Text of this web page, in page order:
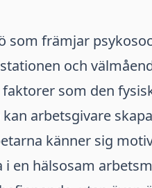
som främjar
och
som den
arbetsgivare
känner sig
en hälsosam